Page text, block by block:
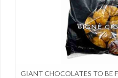
GIANT CHOCOLATES TO BE